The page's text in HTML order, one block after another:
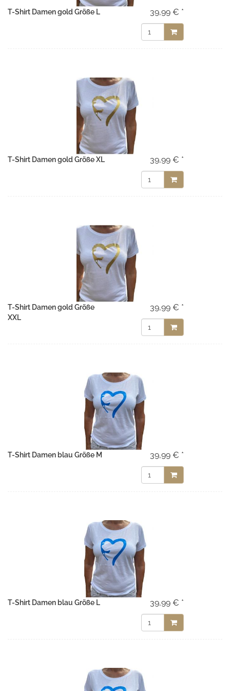
T-Shirt Damen gold Größe L 39,99 € *
T-Shirt Damen gold Größe XL 39,99 € *
T-Shirt Damen gold Größe
XXL
39,99 € *
T-Shirt Damen blau Größe M 39,99 € *
T-Shirt Damen blau Größe L 39,99 € *